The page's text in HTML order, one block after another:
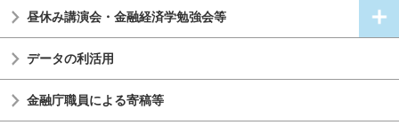
昼休み講演会・金融経済学勉強会等
データの利活用
金融庁職員による寄稿等